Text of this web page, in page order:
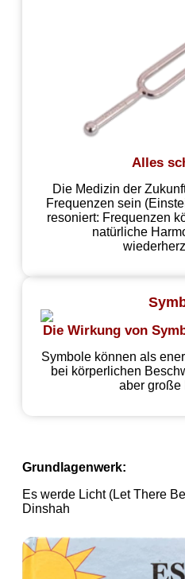
Alles
Die Medizin der
Frequenzen sein
resoniert: Frequenzen
natürliche
Die Wirkung von
Symbole können als
bei körperlichen
aber große
Grundlagenwerk:
Es werde Licht (Let There
Dinshah